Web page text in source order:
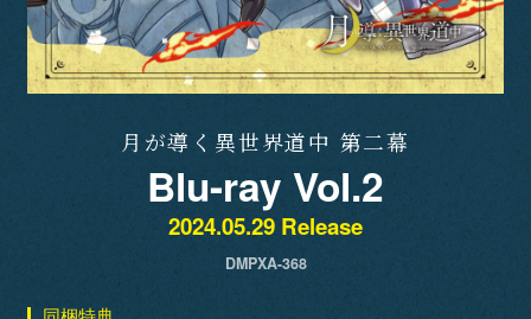
月が導く異世界道中 第二幕
Blu-ray Vol.2
2024.05.29 Release
DMPXA-368